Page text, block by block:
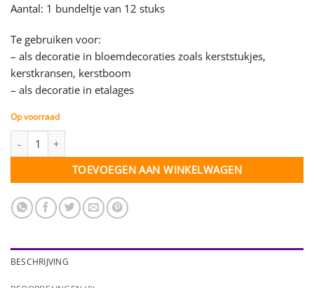
Aantal: 1 bundeltje van 12 stuks
Te gebruiken voor:
– als decoratie in bloemdecoraties zoals kerststukjes,
kerstkransen, kerstboom
– als decoratie in etalages
Op voorraad
TOEVOEGEN AAN WINKELWAGEN
BESCHRIJVING